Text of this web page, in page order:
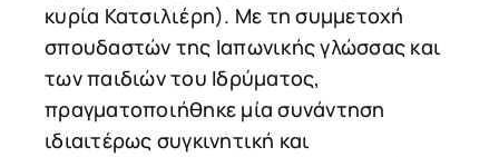
κυρία Κατσιλιέρη). Με τη συμμετοχή
σπουδαστών της Ιαπωνικής γλώσσας και
των παιδιών του Ιδρύματος,
πραγματοποιήθηκε μία συνάντηση
ιδιαιτέρως συγκινητική και